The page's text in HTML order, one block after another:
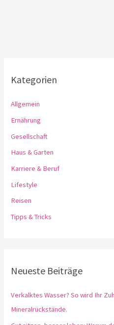
Kategorien
Allgemein
Ernährung
Gesellschaft
Haus & Garten
Karriere & Beruf
Lifestyle
Reisen
Tipps & Tricks
Neueste Beiträge
Verkalktes Wasser? So wird Ihr
Mineralrückstände.